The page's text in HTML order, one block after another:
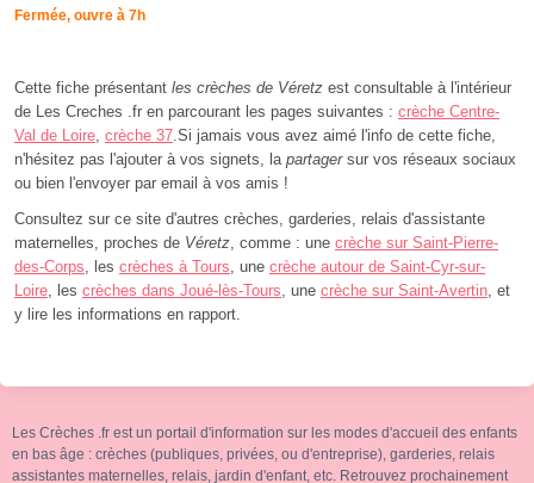
Fermée, ouvre à 7h
Cette fiche présentant les crèches de Véretz est consultable à l'intérieur
de Les Creches .fr en parcourant les pages suivantes : crèche Centre-
Val de Loire, crèche 37.Si jamais vous avez aimé l'info de cette fiche,
n'hésitez pas l'ajouter à vos signets, la partagersur vos réseaux sociaux
ou bien l'envoyer par email à vos amis !
Consultez sur ce site d'autres crèches, garderies, relais d'assistante
maternelles, proches de Véretz, comme : une crèche sur Saint-Pierre-
des-Corps, les crèches à Tours, une crèche autour de Saint-Cyr-sur-
Loire, les crèches dans Joué-lès-Tours, une crèche sur Saint-Avertin, et
y lire les informations en rapport.
Les Crèches .fr est un portail d'information sur les modes d'accueil des enfants
en bas âge : crèches (publiques, privées, ou d'entreprise), garderies, relais
assistantes maternelles, relais, jardin d'enfant, etc. Retrouvez prochainement